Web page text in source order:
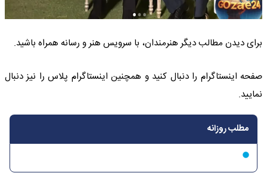
برای دیدن مطالب دیگر هنرمندان، با سرویس هنر و رسانه همراه باشید.
صفحه اینستاگرام را دنبال کنید و همچنین اینستاگرام پلاس را نیز دنبال
نمایید.
مطلب روزانه